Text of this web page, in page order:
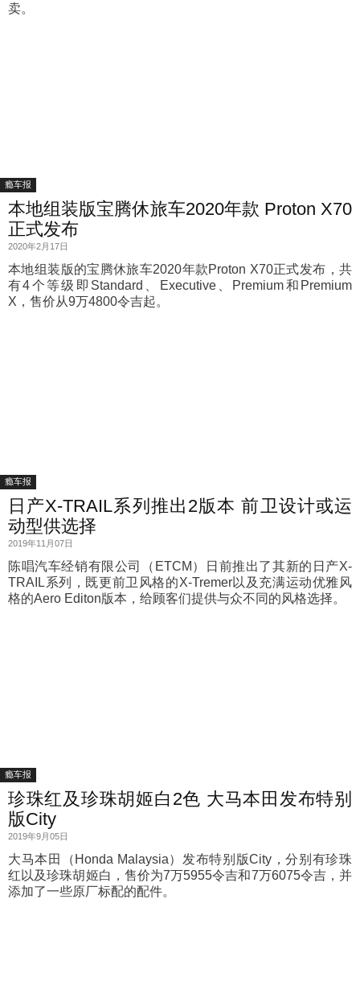
卖。
瘾车报
本地组装版宝腾休旅车2020年款 Proton X70
正式发布
2020年2月17日
本地组装版的宝腾休旅车2020年款Proton X70正式发布，共
有4个等级即Standard、Executive、Premium和Premium
X，售价从9万4800令吉起。
瘾车报
日产X-TRAIL系列推出2版本 前卫设计或运
动型供选择
2019年11月07日
陈唱汽车经销有限公司（ETCM）日前推出了其新的日产X-
TRAIL系列，既更前卫风格的X-Tremer以及充满运动优雅风
格的Aero Editon版本，给顾客们提供与众不同的风格选择。
瘾车报
珍珠红及珍珠胡姬白2色 大马本田发布特别
版City
2019年9月05日
大马本田（Honda Malaysia）发布特别版City，分别有珍珠
红以及珍珠胡姬白，售价为7万5955令吉和7万6075令吉，并
添加了一些原厂标配的配件。